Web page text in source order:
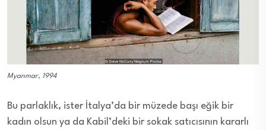
Myanmar, 1994
Bu parlaklık, ister İtalya’da bir müzede başı eğik bir
kadın olsun ya da Kabil’deki bir sokak satıcısının kararlı